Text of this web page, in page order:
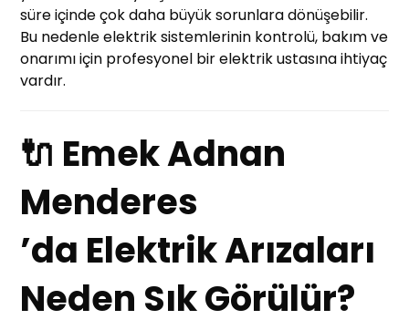
süre içinde çok daha büyük sorunlara dönüşebilir.
Bu nedenle elektrik sistemlerinin kontrolü, bakım ve
onarımı için profesyonel bir elektrik ustasına ihtiyaç
vardır.
🔌 Emek Adnan
Menderes
’da Elektrik Arızaları
Neden Sık Görülür?